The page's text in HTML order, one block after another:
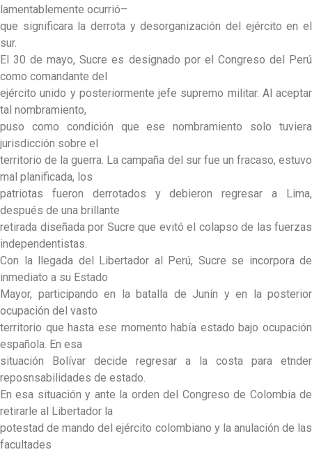
lamentablemente ocurrió–
que significara la derrota y desorganización del ejército en el
sur.
El 30 de mayo, Sucre es designado por el Congreso del Perú
como comandante del
ejército unido y posteriormente jefe supremo militar. Al aceptar
tal nombramiento,
puso como condición que ese nombramiento solo tuviera
jurisdicción sobre el
territorio de la guerra. La campaña del sur fue un fracaso, estuvo
mal planificada, los
patriotas fueron derrotados y debieron regresar a Lima,
después de una brillante
retirada diseñada por Sucre que evitó el colapso de las fuerzas
independentistas.
Con la llegada del Libertador al Perú, Sucre se incorpora de
inmediato a su Estado
Mayor, participando en la batalla de Junín y en la posterior
ocupación del vasto
territorio que hasta ese momento había estado bajo ocupación
española. En esa
situación Bolívar decide regresar a la costa para etnder
reposnsabilidades de estado.
En esa situación y ante la orden del Congreso de Colombia de
retirarle al Libertador la
potestad de mando del ejército colombiano y la anulación de las
facultades